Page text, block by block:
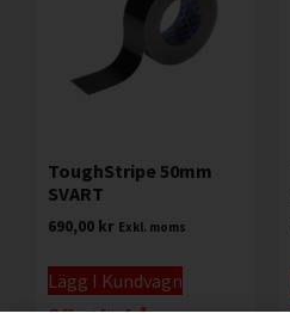
ToughStripe 50mm
SVART
690,00 kr Exkl. moms
Lägg I Kundvagn
Offertförfrågan